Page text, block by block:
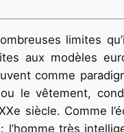
limites
aux modèles
comme
le vêtement,
siècle. Comme
l’homme très